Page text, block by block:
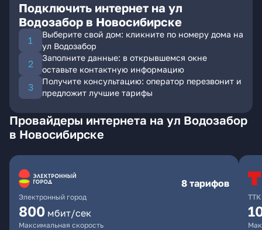
Подключить интернет на ул
Водозабор в Новосибирске
Выберите свой дом: кликните по номеру дома на
ул Водозабор
Заполните данные: в открывшемся окне
оставьте контактную информацию
Получите консультацию: оператор перезвонит и
предложит лучшие тарифы
Провайдеры интернета на ул Водозабор
в Новосибирске
Электронный город
8 тарифов
800 мбит/сек
Максимальная скорость
ТТК